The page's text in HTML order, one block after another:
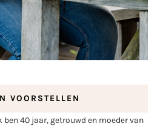
VOORSTELLEN
40 jaar, getrouwd en moeder van